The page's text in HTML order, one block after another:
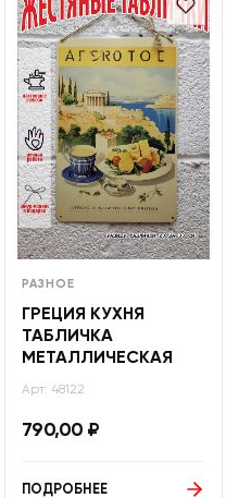
РАЗНОЕ
ГРЕЦИЯ КУХНЯ
ТАБЛИЧКА
МЕТАЛЛИЧЕСКАЯ
Арт: 48122
790,00 ₽
ПОДРОБНЕЕ